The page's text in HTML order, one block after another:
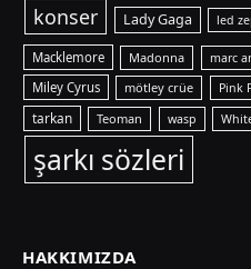
konser Lady Gaga led
Macklemore Madonna marc
Miley Cyrus
mötley crüe Pink
tarkan Teoman wasp
şarkı sözleri
HAKKIMIZDA